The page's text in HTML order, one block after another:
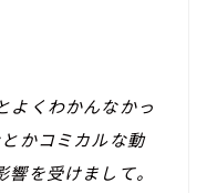
よくわかんなかっ
かコミカルな動
を受けまして。